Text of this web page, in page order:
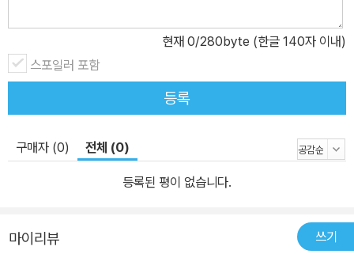
현재 0/280byte (한글 140자 이내)
스포일러 포함
등록
구매자 (0) 전체 (0)
등록된 평이 없습니다.
마이리뷰 쓰기